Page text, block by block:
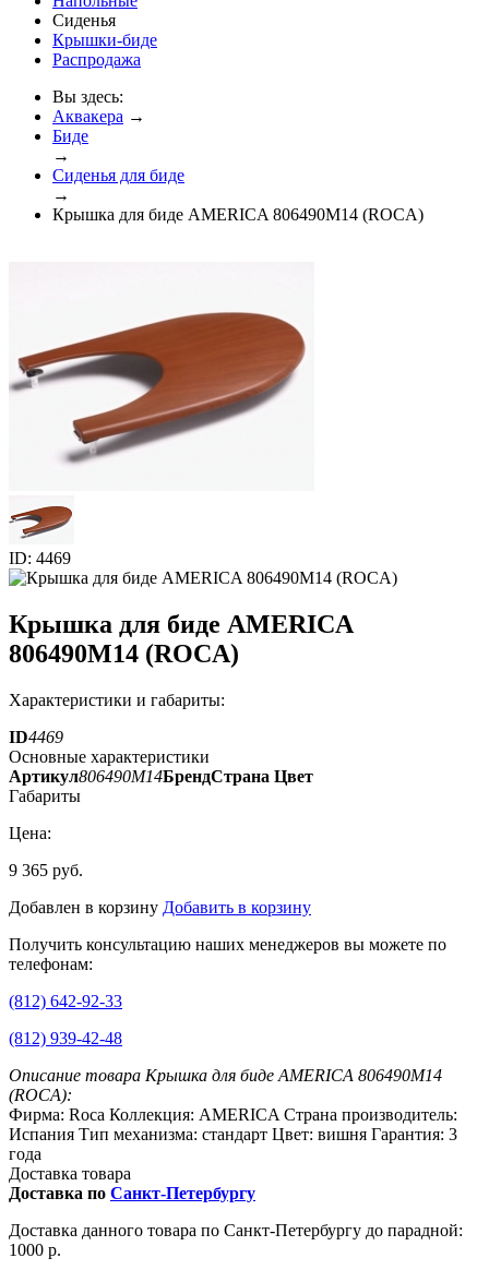
Сиденья
Крышки-биде
Распродажа
Вы здесь:
Аквакера →
Биде
→
Сиденья для биде
→
Крышка для биде AMERICA 806490M14 (ROCA)
ID: 4469
Крышка для биде AMERICA
806490M14 (ROCA)
Характеристики и габариты:
ID4469
Основные характеристики
Артикул806490M14БрендСтрана Цвет
Габариты
Цена:
9 365 руб.
Добавлен в корзину Добавить в корзину
Получить консультацию наших менеджеров вы можете по
телефонам:
(812) 642-92-33
(812) 939-42-48
Описание товара Крышка для биде AMERICA 806490M14
(ROCA):
Фирма: Roca Коллекция: AMERICA Страна производитель:
Испания Тип механизма: стандарт Цвет: вишня Гарантия: 3
года
Доставка товара
Доставка по Санкт-Петербургу
Доставка данного товара по Санкт-Петербургу до парадной:
1000 р.